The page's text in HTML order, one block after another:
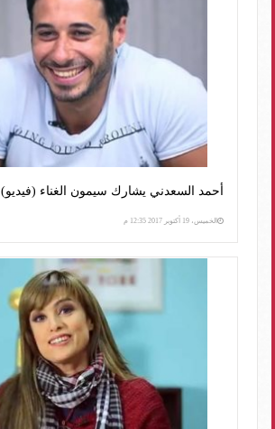
أحمد السعدني يشارك سيمون الغناء (فيديو)
الخميس، 19 أكتوبر 2017 12:35 م